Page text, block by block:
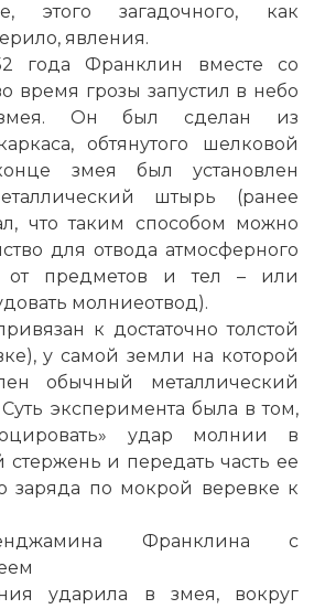
этого загадочного, как
явления.
года Франклин вместе со
время грозы запустил в небо
змея. Он был сделан из
обтянутого шелковой
змея был установлен
штырь (ранее
что таким способом можно
для отвода атмосферного
от предметов и тел – или
молниеотвод).
к достаточно толстой
у самой земли на которой
обычный металлический
эксперимента была в том,
удар молнии в
стержень и передать часть ее
заряда по мокрой веревке к
Франклина с
ударила в змея, вокруг